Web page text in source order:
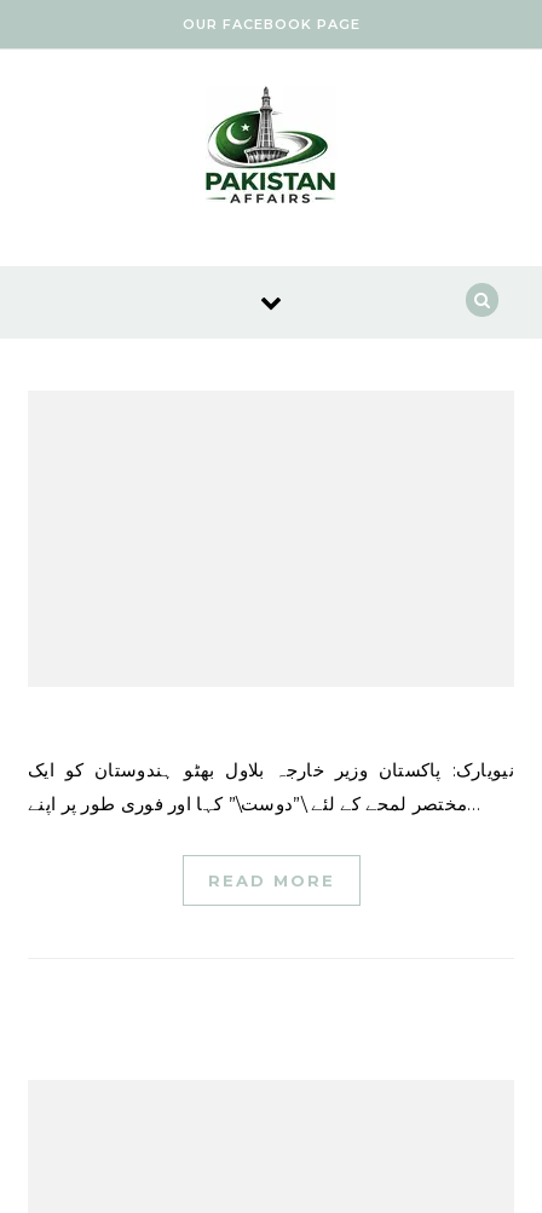
OUR FACEBOOK PAGE
نیویارک: پاکستان وزیر خارجہ بلاول بھٹو ہندوستان کو ایک
مختصر لمحے کے لئے \”دوست\” کہا اور فوری طور پر اپنے…
READ MORE